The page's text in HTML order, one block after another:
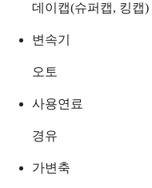
데이캡(슈퍼캡, 킹캡)
변속기
오토
사용연료
경유
가변축